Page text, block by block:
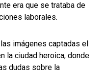
era que se trataba de
laborales.
imágenes captadas el
la ciudad heroica, donde
dudas sobre la